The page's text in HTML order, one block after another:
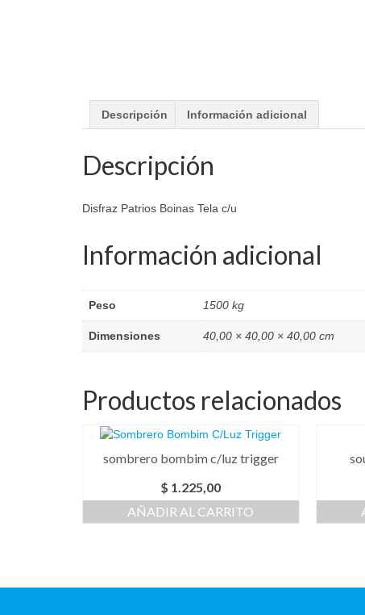
Descripción Información adicional
Descripción
Disfraz Patrios Boinas Tela c/u
Información adicional
Peso 1500 kg
Dimensiones 40,00 × 40,00 × 40,00 cm
Productos relacionados
sombrero bombim c/luz trigger
$ 1.225,00
AÑADIR AL CARRITO